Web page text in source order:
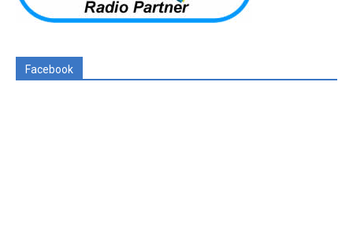
Facebook